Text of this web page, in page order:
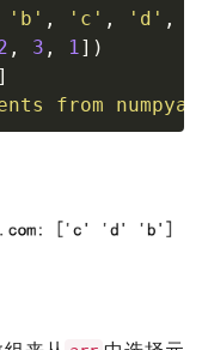
'b' , 'c' , 'd' ,
, 3 , 1 ] )
]
from